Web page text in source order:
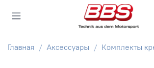
Главная Аксессуары Комплекты